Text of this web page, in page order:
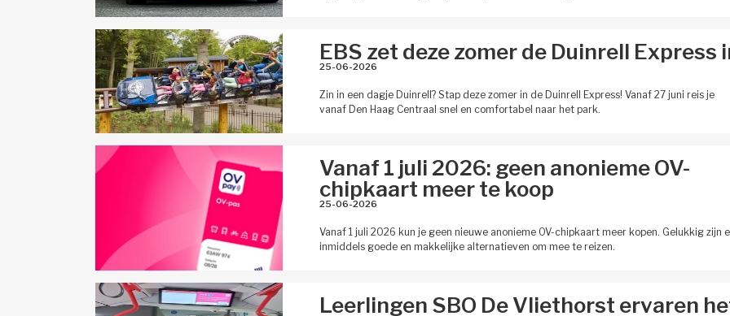
EBS zet deze zomer de Duinrell Express
25-06-2026
Zin in een dagje Duinrell? Stap deze zomer in de Duinrell Express! Vanaf 27 juni reis je
vanaf Den Haag Centraal snel en comfortabel naar het park.
Vanaf 1 juli 2026: geen anonieme OV-
chipkaart meer te koop
25-06-2026
Vanaf 1 juli 2026 kun je geen nieuwe anonieme OV-chipkaart meer kopen. Gelukkig zijn
inmiddels goede en makkelijke alternatieven om mee te reizen.
Leerlingen SBO De Vliethorst ervaren